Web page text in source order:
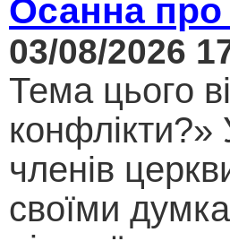
Осанна про
03/08/2026
Тема цього
членів
своїми